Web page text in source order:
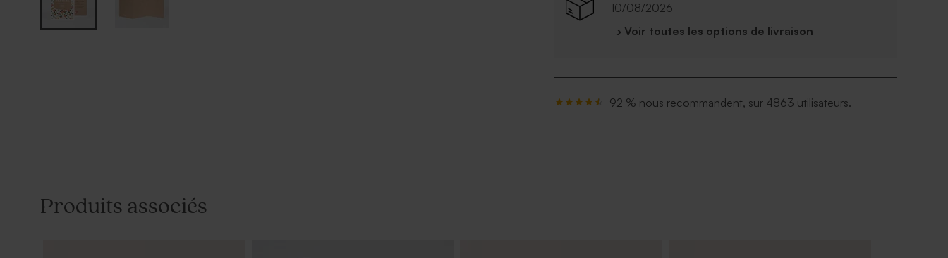
10/08/2026
› Voir toutes les options de livraison
92 % nous recommandent, sur 4863 utilisateurs.
Produits associés